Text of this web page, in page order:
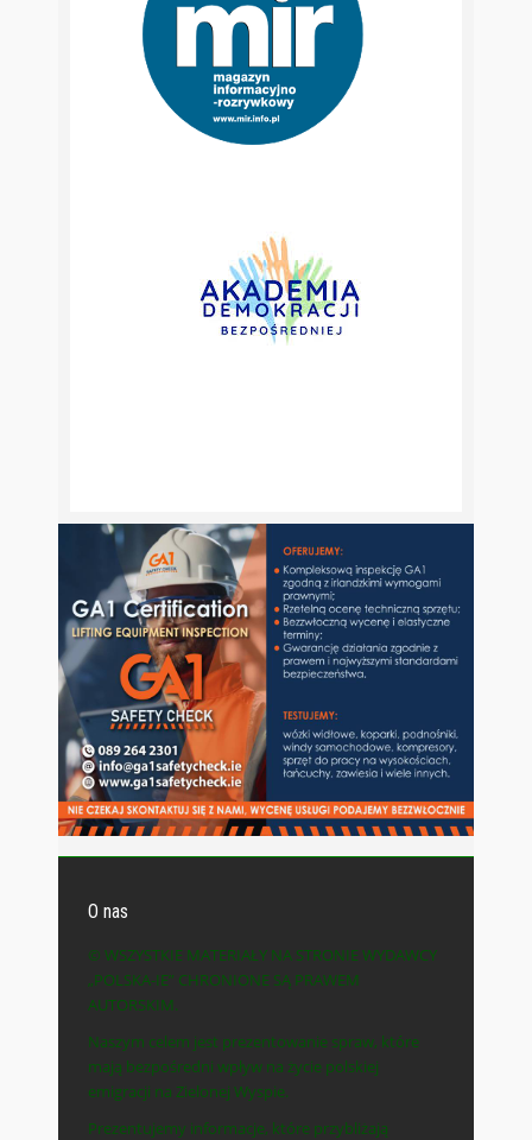
O nas
© WSZYSTKIE MATERIAŁY NA STRONIE WYDAWCY
„POLSKA-IE” CHRONIONE SĄ PRAWEM
AUTORSKIM.
Naszym celem jest prezentowanie spraw, które
mają bezpośredni wpływ na życie polskiej
emigracji na Zielonej Wyspie.
Prezentujemy informacje, które przybliżają